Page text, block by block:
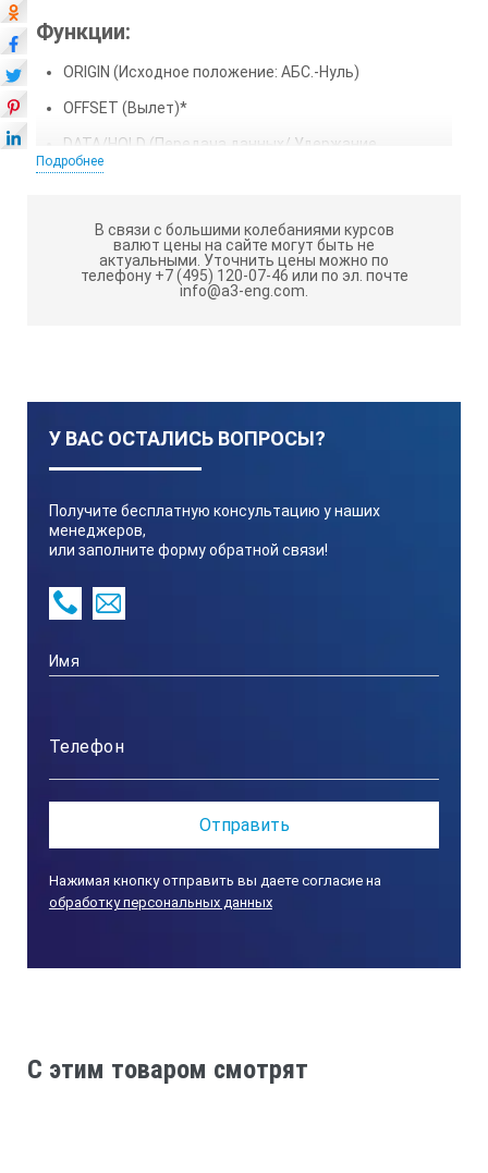
Функции:
ORIGIN (Исходное положение: АБС.-Нуль)
OFFSET (Вылет)*
DATA/HOLD (Передача данных/ Удержание
значения)
Предупреждение о низком напряжении
Вывод данных
Технические характеристики
Макс. скорость отклика
Неограничена
Разрешение
0,01 мм
Срок службы батареи
Около 5000 часов
Дисплей
Подробнее
В связи с большими колебаниями курсов
валют цены на сайте могут быть не
актуальными. Уточнить цены можно по
телефону +7 (495) 120-07-46 или по эл. почте
info@a3-eng.com.
У ВАС ОСТАЛИСЬ ВОПРОСЫ?
Получите бесплатную консультацию у наших
менеджеров,
или заполните форму обратной связи!
Нажимая кнопку отправить вы даете согласие на
обработку персональных данных
C этим товаром смотрят